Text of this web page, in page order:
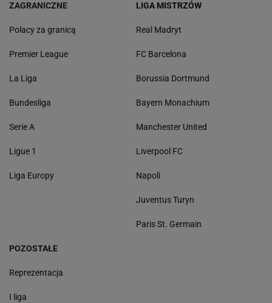
ZAGRANICZNE
Polacy za granicą
Premier League
La Liga
Bundesliga
Serie A
Ligue 1
Liga Europy
LIGA MISTRZÓW
Real Madryt
FC Barcelona
Borussia Dortmund
Bayern Monachium
Manchester United
Liverpool FC
Napoli
Juventus Turyn
Paris St. Germain
POZOSTAŁE
Reprezentacja
I liga